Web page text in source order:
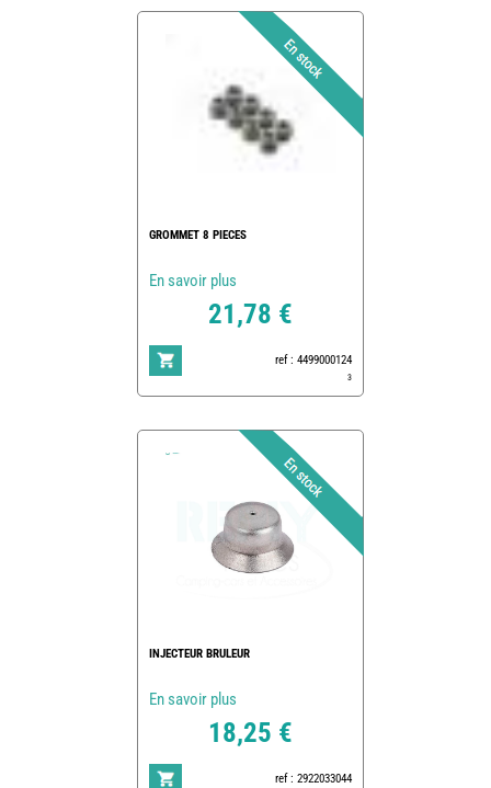
GROMMET 8 PIECES
En savoir plus
21,78 €
ref : 4499000124
3
INJECTEUR BRULEUR
En savoir plus
18,25 €
ref : 2922033044